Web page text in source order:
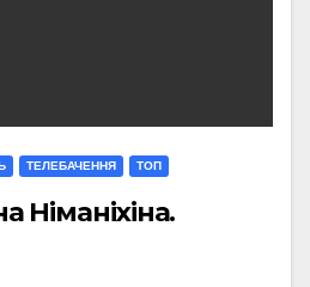
ТЕЛЕБАЧЕННЯ ТОП
Німаніхіна.